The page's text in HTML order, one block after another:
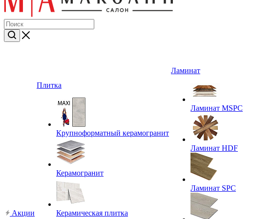
Акции
Плитка
Крупноформатный керамогранит
Керамогранит
Керамическая плитка
Ламинат
Ламинат MSPC
Ламинат HDF
Ламинат SPC